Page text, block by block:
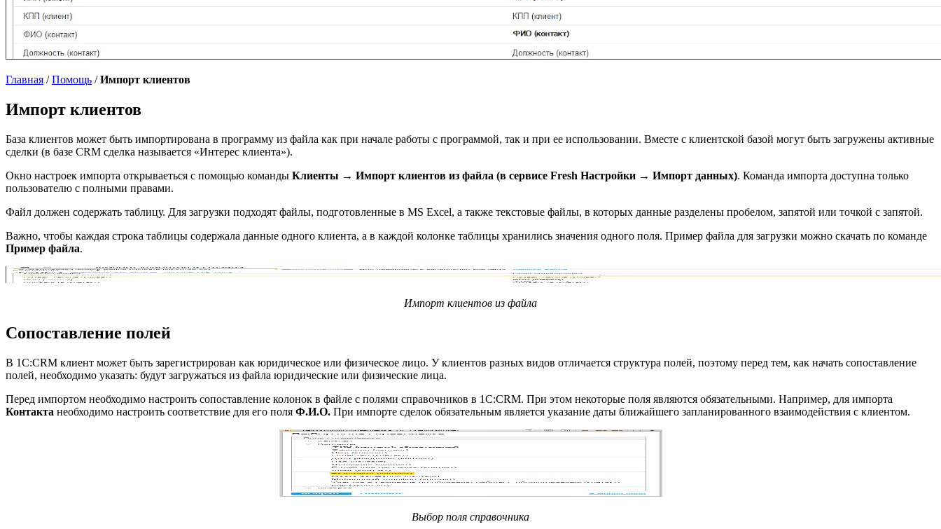
Главная /Помощь /Импорт клиентов
Импорт клиентов
База клиентов может быть импортирована в программу из файла как при начале работы с программой, так и при ее использовании. Вместе с клиентской базой могут быть загружены активные
сделки (в базе CRM сделка называется «Интерес клиента»).
Окно настроек импорта открываеться с помощью команды Клиенты → Импорт клиентов из файла (в сервисе Fresh Настройки → Импорт данных). Команда импорта доступна только
пользователю с полными правами.
Файл должен содержать таблицу. Для загрузки подходят файлы, подготовленные в MS Excel, а также текстовые файлы, в которых данные разделены пробелом, запятой или точкой с запятой.
Важно, чтобы каждая строка таблицы содержала данные одного клиента, а в каждой колонке таблицы хранились значения одного поля. Пример файла для загрузки можно скачать по команде
Пример файла.
Импорт клиентов из файла
Сопоставление полей
В 1С:CRM клиент может быть зарегистрирован как юридическое или физическое лицо. У клиентов разных видов отличается структура полей, поэтому перед тем, как начать сопоставление
полей, необходимо указать: будут загружаться из файла юридические или физические лица.
Перед импортом необходимо настроить сопоставление колонок в файле с полями справочников в 1С:CRM. При этом некоторые поля являются обязательными. Например, для импорта
Контакта необходимо настроить соответствие для его поля Ф.И.О. При импорте сделок обязательным является указание даты ближайшего запланированного взаимодействия с клиентом.
Выбор поля справочника